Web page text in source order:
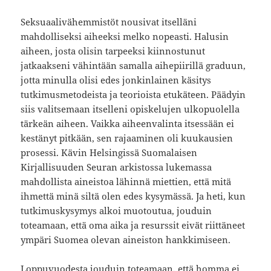
Seksuaalivähemmistöt nousivat itselläni
mahdolliseksi aiheeksi melko nopeasti. Halusin
aiheen, josta olisin tarpeeksi kiinnostunut
jatkaakseni vähintään samalla aihepiirillä graduun,
jotta minulla olisi edes jonkinlainen käsitys
tutkimusmetodeista ja teorioista etukäteen. Päädyin
siis valitsemaan itselleni opiskelujen ulkopuolella
tärkeän aiheen. Vaikka aiheenvalinta itsessään ei
kestänyt pitkään, sen rajaaminen oli kuukausien
prosessi. Kävin Helsingissä Suomalaisen
Kirjallisuuden Seuran arkistossa lukemassa
mahdollista aineistoa lähinnä miettien, että mitä
ihmettä minä siltä olen edes kysymässä. Ja heti, kun
tutkimuskysymys alkoi muotoutua, jouduin
toteamaan, että oma aika ja resurssit eivät riittäneet
ympäri Suomea olevan aineiston hankkimiseen.